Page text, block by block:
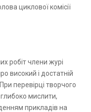
циклової комісії
робіт члени журі
високий і достатній
перевірці творчого
мислити,
прикладів на